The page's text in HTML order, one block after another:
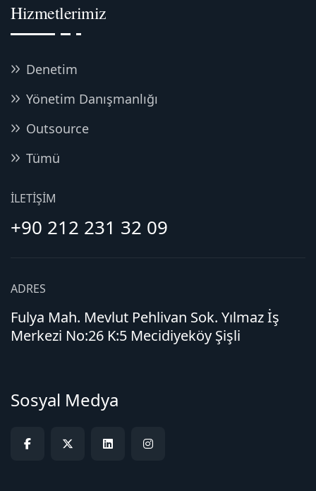
Hizmetlerimiz
Denetim
Yönetim Danışmanlığı
Outsource
Tümü
İLETIŞIM
+90 212 231 32 09
ADRES
Fulya Mah. Mevlut Pehlivan Sok. Yılmaz İş
Merkezi No:26 K:5 Mecidiyeköy Şişli
Sosyal Medya